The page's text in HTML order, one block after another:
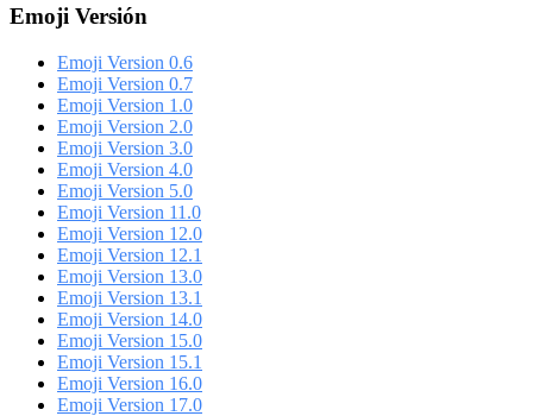
Emoji Versión
Emoji Version 0.6
Emoji Version 0.7
Emoji Version 1.0
Emoji Version 2.0
Emoji Version 3.0
Emoji Version 4.0
Emoji Version 5.0
Emoji Version 11.0
Emoji Version 12.0
Emoji Version 12.1
Emoji Version 13.0
Emoji Version 13.1
Emoji Version 14.0
Emoji Version 15.0
Emoji Version 15.1
Emoji Version 16.0
Emoji Version 17.0